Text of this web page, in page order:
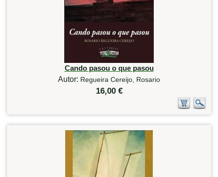
Cando pasou o que pasou
Autor: Regueira Cereijo, Rosario
16,00 €